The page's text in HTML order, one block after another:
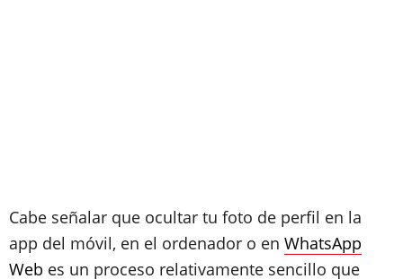
Cabe señalar que ocultar tu foto de perfil en la
app del móvil, en el ordenador o en WhatsApp
Web es un proceso relativamente sencillo que